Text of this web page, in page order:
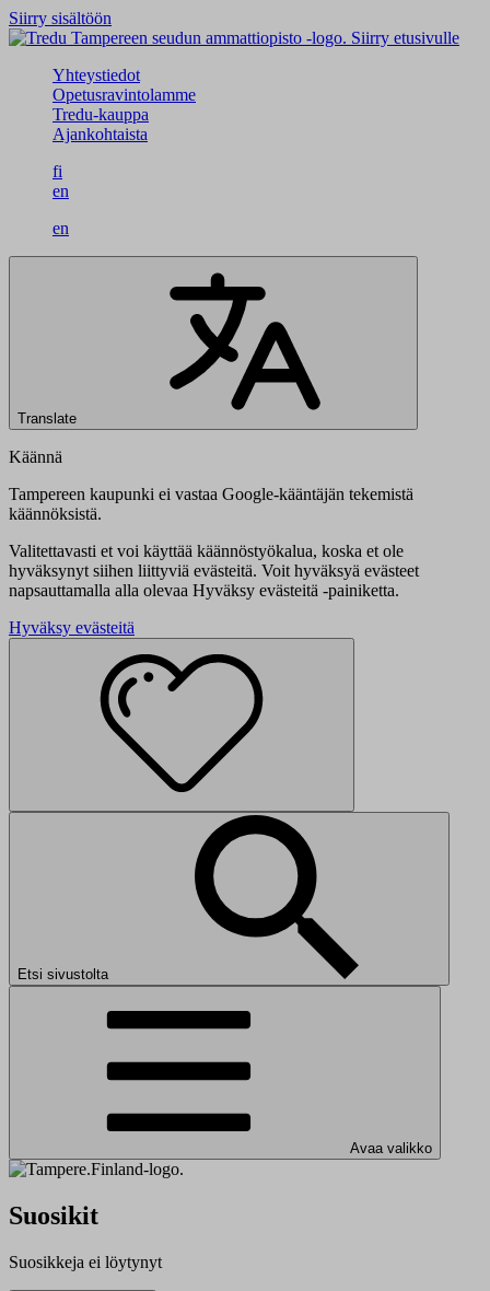
Siirry sisältöön
Siirry etusivulle
Yhteystiedot
Opetusravintolamme
Tredu-kauppa
Ajankohtaista
fi
en
en
Translate
Käännä
Tampereen kaupunki ei vastaa Google-kääntäjän tekemistä
käännöksistä.
Valitettavasti et voi käyttää käännöstyökalua, koska et ole
hyväksynyt siihen liittyviä evästeitä. Voit hyväksyä evästeet
napsauttamalla alla olevaa Hyväksy evästeitä -painiketta.
Hyväksy evästeitä
Etsi sivustolta
Avaa valikko
Suosikit
Suosikkeja ei löytynyt